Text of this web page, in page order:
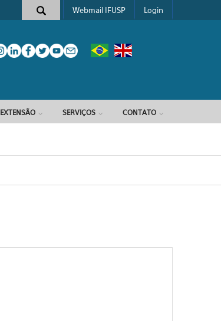
Webmail IFUSP Login
EXTENSÃO SERVIÇOS CONTATO